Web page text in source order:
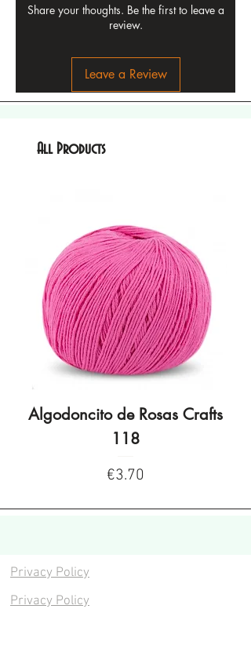
Share your thoughts. Be the first to leave a
review.
Leave a Review
All Products
Algodoncito de Rosas Crafts
118
Price
€3.70
Privacy Policy
Privacy Policy